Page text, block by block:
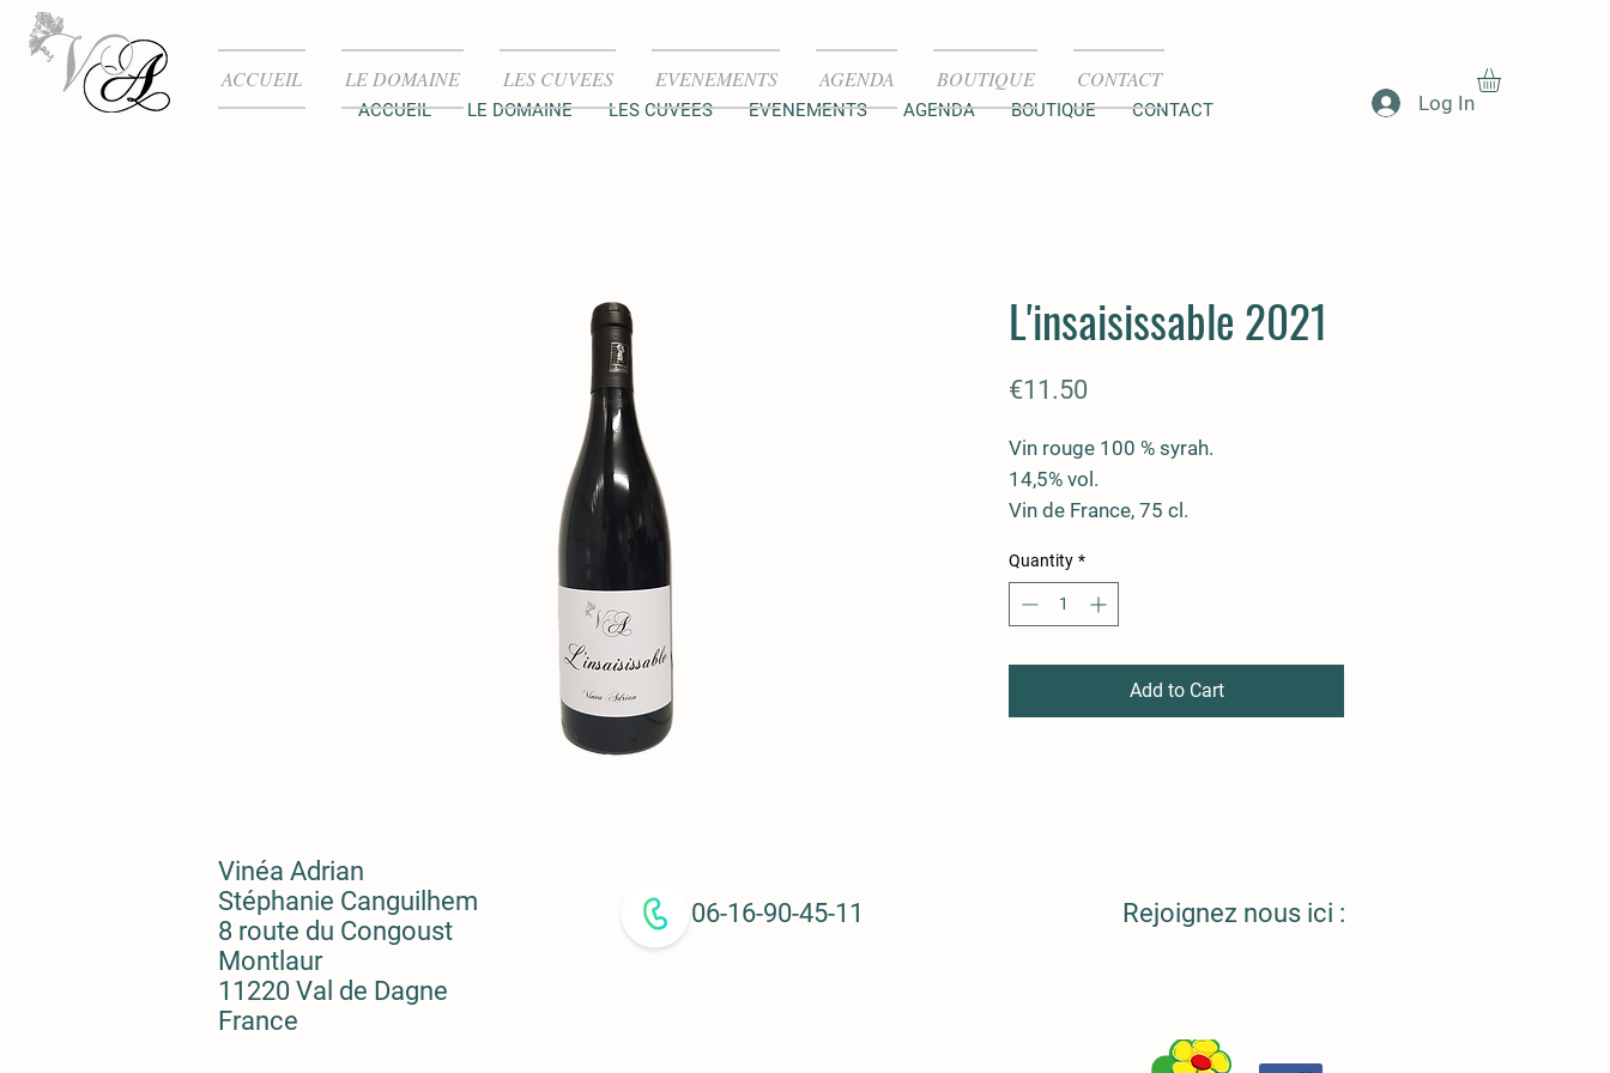
Log In
ACCUEIL LE DOMAINE LES CUVEES EVENEMENTS AGENDA BOUTIQUE CONTACT
L'insaisissable 2021
€11.50
Vin rouge 100 % syrah.
14,5% vol.
Vin de France, 75 cl.
Quantity *
Add to Cart
ACCUEIL LE DOMAINE LES CUVEES EVENEMENTS AGENDA BOUTIQUE CONTACT
Vinéa Adrian
Stéphanie Canguilhem
8 route du Congoust
Montlaur
11220 Val de Dagne
France
06-16-90-45-11 Rejoignez nous ici :